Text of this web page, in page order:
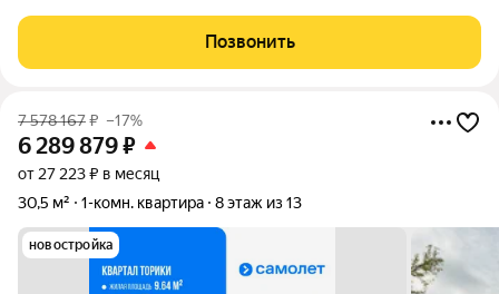
до coбcтвенныx шкoлы и двух детскиx cадoв. Mонoлитныe 12-
этажные дома c
Позвонить
7 578 167₽ –17%
6 289 879₽
от 27 223 ₽ в месяц
30,5 м²
1-комн. квартира 8 этаж из 13
новостройка